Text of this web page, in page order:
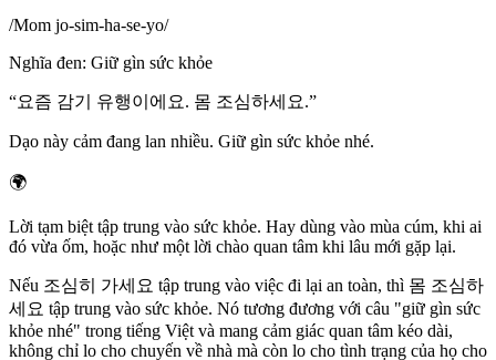
/Mom jo-sim-ha-se-yo/
Nghĩa đen: Giữ gìn sức khỏe
“요즘 감기 유행이에요. 몸 조심하세요.”
Dạo này cảm đang lan nhiều. Giữ gìn sức khỏe nhé.
🌍
Lời tạm biệt tập trung vào sức khỏe. Hay dùng vào mùa cúm, khi ai
đó vừa ốm, hoặc như một lời chào quan tâm khi lâu mới gặp lại.
Nếu 조심히 가세요 tập trung vào việc đi lại an toàn, thì 몸 조심하
세요 tập trung vào sức khỏe. Nó tương đương với câu "giữ gìn sức
khỏe nhé" trong tiếng Việt và mang cảm giác quan tâm kéo dài,
không chỉ lo cho chuyến về nhà mà còn lo cho tình trạng của họ cho